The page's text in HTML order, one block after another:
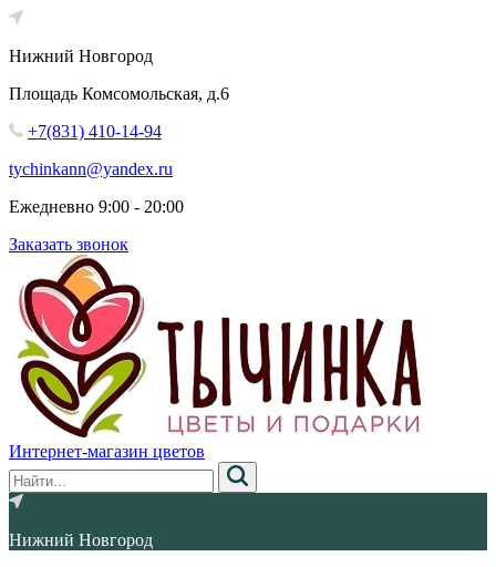
Нижний Новгород
Площадь Комсомольская, д.6
+7(831) 410-14-94
tychinkann@yandex.ru
Ежедневно 9:00 - 20:00
Заказать звонок
Интернет-магазин цветов
Нижний Новгород